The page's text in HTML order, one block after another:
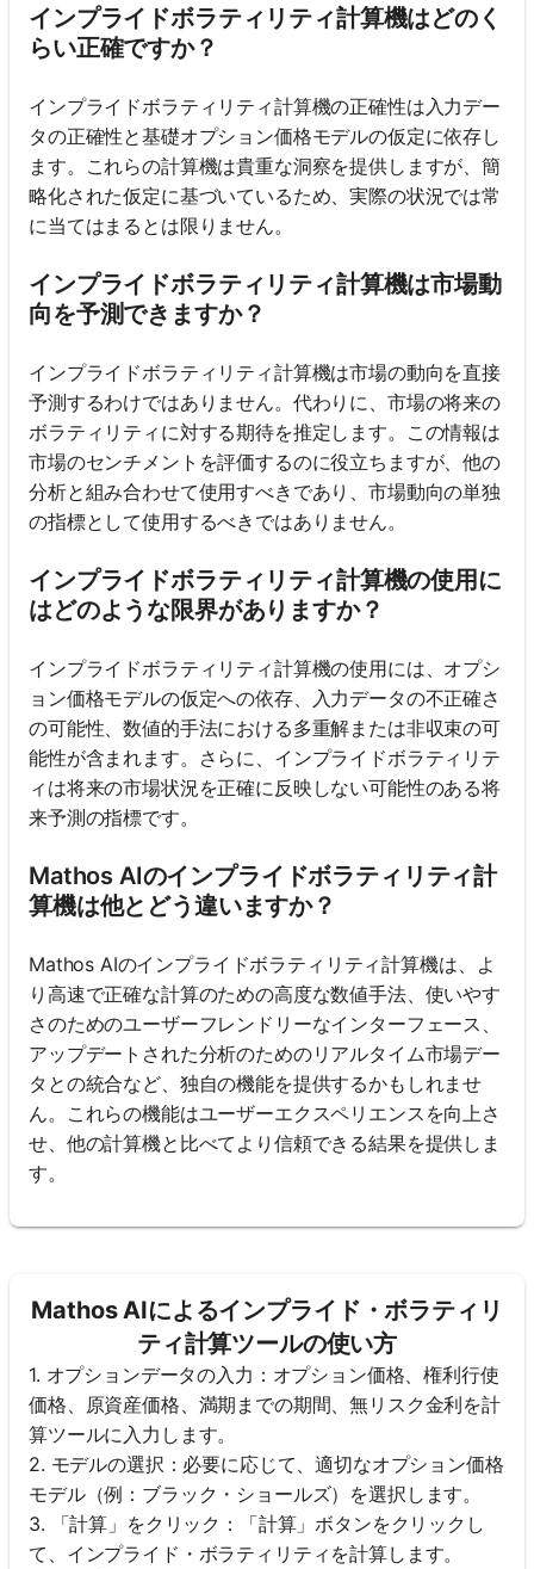
インプライドボラティリティ計算機はどのく
らい正確ですか？
インプライドボラティリティ計算機の正確性は入力デー
タの正確性と基礎オプション価格モデルの仮定に依存し
ます。これらの計算機は貴重な洞察を提供しますが、簡
略化された仮定に基づいているため、実際の状況では常
に当てはまるとは限りません。
インプライドボラティリティ計算機は市場動
向を予測できますか？
インプライドボラティリティ計算機は市場の動向を直接
予測するわけではありません。代わりに、市場の将来の
ボラティリティに対する期待を推定します。この情報は
市場のセンチメントを評価するのに役立ちますが、他の
分析と組み合わせて使用すべきであり、市場動向の単独
の指標として使用するべきではありません。
インプライドボラティリティ計算機の使用に
はどのような限界がありますか？
インプライドボラティリティ計算機の使用には、オプシ
ョン価格モデルの仮定への依存、入力データの不正確さ
の可能性、数値的手法における多重解または非収束の可
能性が含まれます。さらに、インプライドボラティリテ
ィは将来の市場状況を正確に反映しない可能性のある将
来予測の指標です。
Mathos AIのインプライドボラティリティ計
算機は他とどう違いますか？
Mathos AIのインプライドボラティリティ計算機は、よ
り高速で正確な計算のための高度な数値手法、使いやす
さのためのユーザーフレンドリーなインターフェース、
アップデートされた分析のためのリアルタイム市場デー
タとの統合など、独自の機能を提供するかもしれませ
ん。これらの機能はユーザーエクスペリエンスを向上さ
せ、他の計算機と比べてより信頼できる結果を提供しま
す。
Mathos AIによるインプライド・ボラティリ
ティ計算ツールの使い方
1. オプションデータの入力：オプション価格、権利行使
価格、原資産価格、満期までの期間、無リスク金利を計
算ツールに入力します。
2. モデルの選択：必要に応じて、適切なオプション価格
モデル（例：ブラック・ショールズ）を選択します。
3. 「計算」をクリック：「計算」ボタンをクリックし
て、インプライド・ボラティリティを計算します。